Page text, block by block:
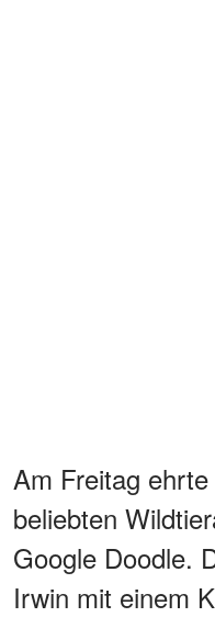
Am Freitag
beliebten
Google Doodle.
Irwin mit einem